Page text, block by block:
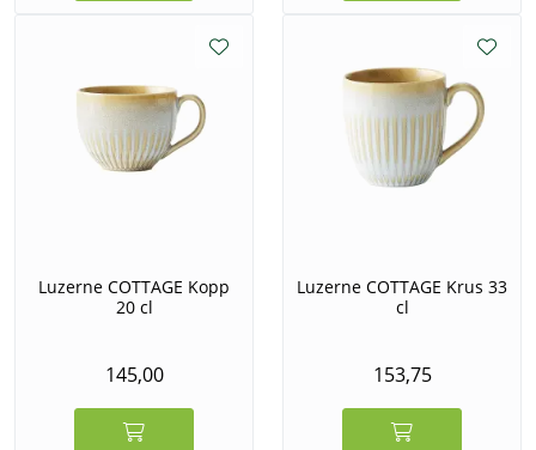
Luzerne COTTAGE Kopp
20 cl
145,00
Luzerne COTTAGE Krus 33
cl
153,75